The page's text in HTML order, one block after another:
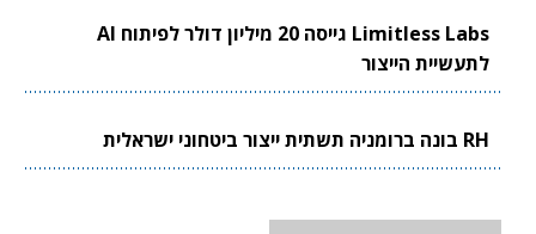
Limitless Labs גייסה 20 מיליון דולר לפיתוח AI
לתעשיית הייצור
RH בונה ברומניה תשתית ייצור ביטחוני ישראלית